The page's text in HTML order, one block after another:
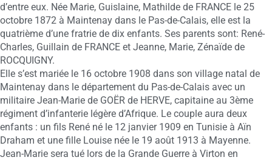
d’entre eux. Née Marie, Guislaine, Mathilde de FRANCE le 25
octobre 1872 à Maintenay dans le Pas-de-Calais, elle est la
quatrième d’une fratrie de dix enfants. Ses parents sont: René-
Charles, Guillain de FRANCE et Jeanne, Marie, Zénaïde de
ROCQUIGNY.
Elle s’est mariée le 16 octobre 1908 dans son village natal de
Maintenay dans le département du Pas-de-Calais avec un
militaire Jean-Marie de GOËR de HERVE, capitaine au 3ème
régiment d’infanterie légère d’Afrique. Le couple aura deux
enfants : un fils René né le 12 janvier 1909 en Tunisie à Aïn
Draham et une fille Louise née le 19 août 1913 à Mayenne.
Jean-Marie sera tué lors de la Grande Guerre à Virton en